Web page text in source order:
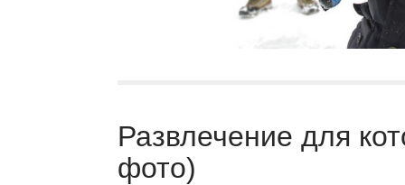
Развлечение для
фото)